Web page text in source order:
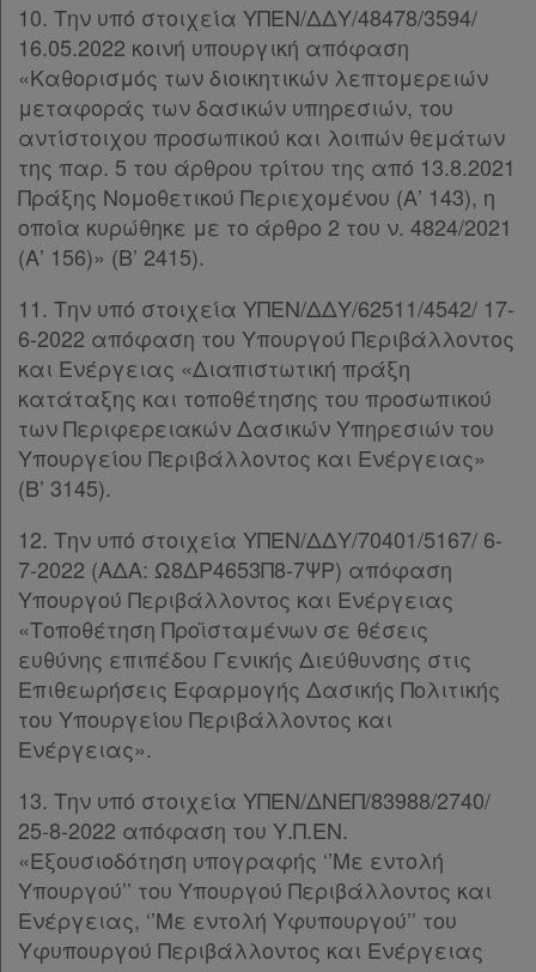
Επικοινωνία
Όροι
χρήσης
Πολιτική
απορρήτου
και
cookies
Απόκτηση
Συνδρομής
Ατομική
συνδρομή
Ομαδικά
πακέτα
Παροχές
σε
συνδρομητές
Ενεργοί
10. Την υπό στοιχεία ΥΠΕΝ/ΔΔΥ/48478/3594/
16.05.2022 κοινή υπουργική απόφαση
«Καθορισμός των διοικητικών λεπτομερειών
μεταφοράς των δασικών υπηρεσιών, του
αντίστοιχου προσωπικού και λοιπών θεμάτων
της παρ. 5 του άρθρου τρίτου της από 13.8.2021
Πράξης Νομοθετικού Περιεχομένου (Α’ 143), η
οποία κυρώθηκε με το άρθρο 2 του ν. 4824/2021
(Α’ 156)» (Β’ 2415).
11. Την υπό στοιχεία ΥΠΕΝ/ΔΔΥ/62511/4542/ 17-
6-2022 απόφαση του Υπουργού Περιβάλλοντος
και Ενέργειας «Διαπιστωτική πράξη
κατάταξης και τοποθέτησης του προσωπικού
των Περιφερειακών Δασικών Υπηρεσιών του
Υπουργείου Περιβάλλοντος και Ενέργειας»
(Β’ 3145).
12. Την υπό στοιχεία ΥΠΕΝ/ΔΔΥ/70401/5167/ 6-
7-2022 (ΑΔΑ: Ω8ΔΡ4653Π8-7ΨΡ) απόφαση
Υπουργού Περιβάλλοντος και Ενέργειας
«Τοποθέτηση Προϊσταμένων σε θέσεις
ευθύνης επιπέδου Γενικής Διεύθυνσης στις
Επιθεωρήσεις Εφαρμογής Δασικής Πολιτικής
του Υπουργείου Περιβάλλοντος και
Ενέργειας».
13. Την υπό στοιχεία ΥΠΕΝ/ΔΝΕΠ/83988/2740/
25-8-2022 απόφαση του Υ.Π.ΕΝ.
«Εξουσιοδότηση υπογραφής ‘’Με εντολή
Υπουργού’’ του Υπουργού Περιβάλλοντος και
Ενέργειας, ‘’Με εντολή Υφυπουργού’’ του
Υφυπουργού Περιβάλλοντος και Ενέργειας